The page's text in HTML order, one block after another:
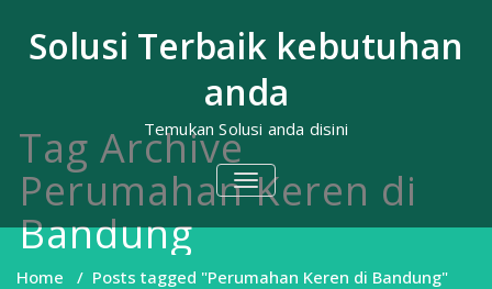
contentSolusi Terbaik kebutuhan
anda
Temukan Solusi anda disini
TOGGLE
NAVIGATION
Tag Archive
Perumahan Keren di
Bandung
Home / Posts tagged "Perumahan Keren di Bandung"